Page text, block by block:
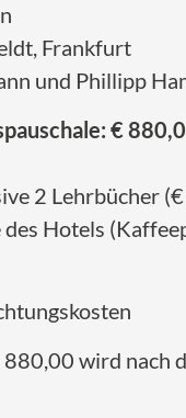
Frankfurt
und Phillipp
€
2 Lehrbücher
des Hotels
wird nach